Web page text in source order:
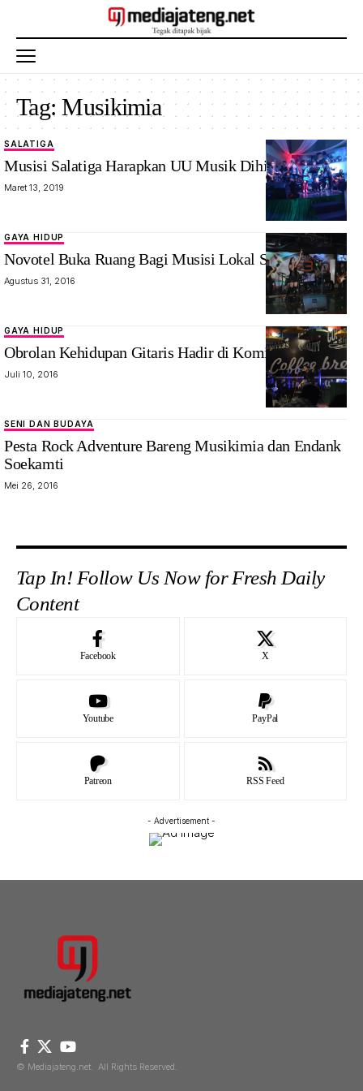
Tag:Musikimia
SALATIGA
Musisi Salatiga Harapkan UU Musik Dihilangkan
Maret 13, 2019
GAYA HIDUP
Novotel Buka Ruang Bagi Musisi Lokal Semarang
Agustus 31, 2016
GAYA HIDUP
Obrolan Kehidupan Gitaris Hadir di KomiKlinik #1
Juli 10, 2016
SENI DAN BUDAYA
Pesta Rock Adventure Bareng Musikimia dan Endank
Soekamti
Mei 26, 2016
Tap In! Follow Us Now for Fresh Daily
Content
Facebook X
Youtube PayPal
Patreon RSS Feed
- Advertisement -
© Mediajateng.net. All Rights Reserved.